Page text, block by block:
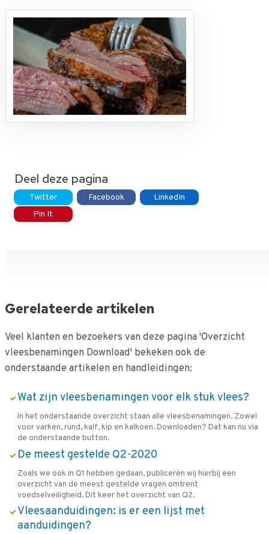
Deel deze pagina
Twitter Facebook
LinkedIn
Pin It
Gerelateerde artikelen
Veel klanten en bezoekers van deze pagina 'Overzicht
vleesbenamingen Download' bekeken ook de
onderstaande artikelen en handleidingen:
Wat zijn vleesbenamingen voor elk stuk vlees?
In het onderstaande overzicht staan alle vleesbenamingen. Zowel
voor varken, rund, kalf, kip en kalkoen. Downloaden? Dat kan nu via
de onderstaande button.
De meest gestelde Q2-2020
Zoals we ook in Q1 hebben gedaan, publiceren wij hierbij een
overzicht van de meest gestelde vragen omtrent
voedselveiligheid. Dit keer het overzicht van Q2.
Vleesaanduidingen: is er een lijst met
aanduidingen?